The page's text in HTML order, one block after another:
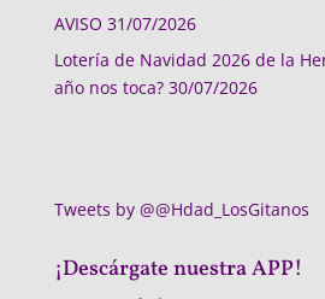
AVISO 31/07/2026
Lotería de Navidad 2026 de la
año nos toca? 30/07/2026
Tweets by @@Hdad_LosGitanos
¡Descárgate nuestra APP!